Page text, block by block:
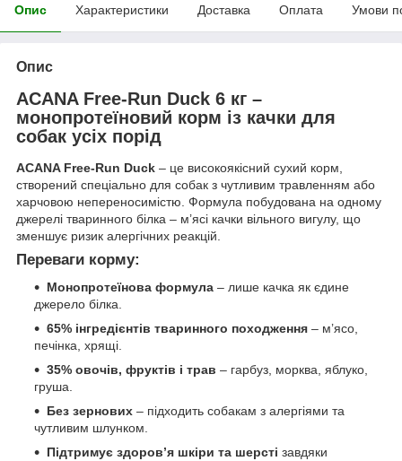
Опис Характеристики Доставка Оплата Умови
Опис
ACANA Free-Run Duck 6 кг –
монопротеїновий корм із качки для
собак усіх порід
ACANA Free-Run Duck – це високоякісний сухий корм,
створений спеціально для собак з чутливим травленням або
харчовою непереносимістю. Формула побудована на одному
джерелі тваринного білка – м’ясі качки вільного вигулу, що
зменшує ризик алергічних реакцій.
Переваги корму:
Монопротеїнова формула – лише качка як єдине
джерело білка.
65% інгредієнтів тваринного походження – м’ясо,
печінка, хрящі.
35% овочів, фруктів і трав – гарбуз, морква, яблуко,
груша.
Без зернових – підходить собакам з алергіями та
чутливим шлунком.
Підтримує здоров’я шкіри та шерсті завдяки